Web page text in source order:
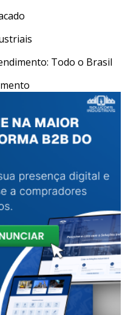
Todo o Brasil